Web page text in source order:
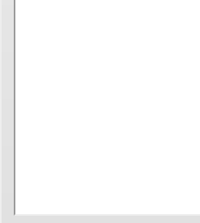
Depuis le 3 janvier 2022, vous